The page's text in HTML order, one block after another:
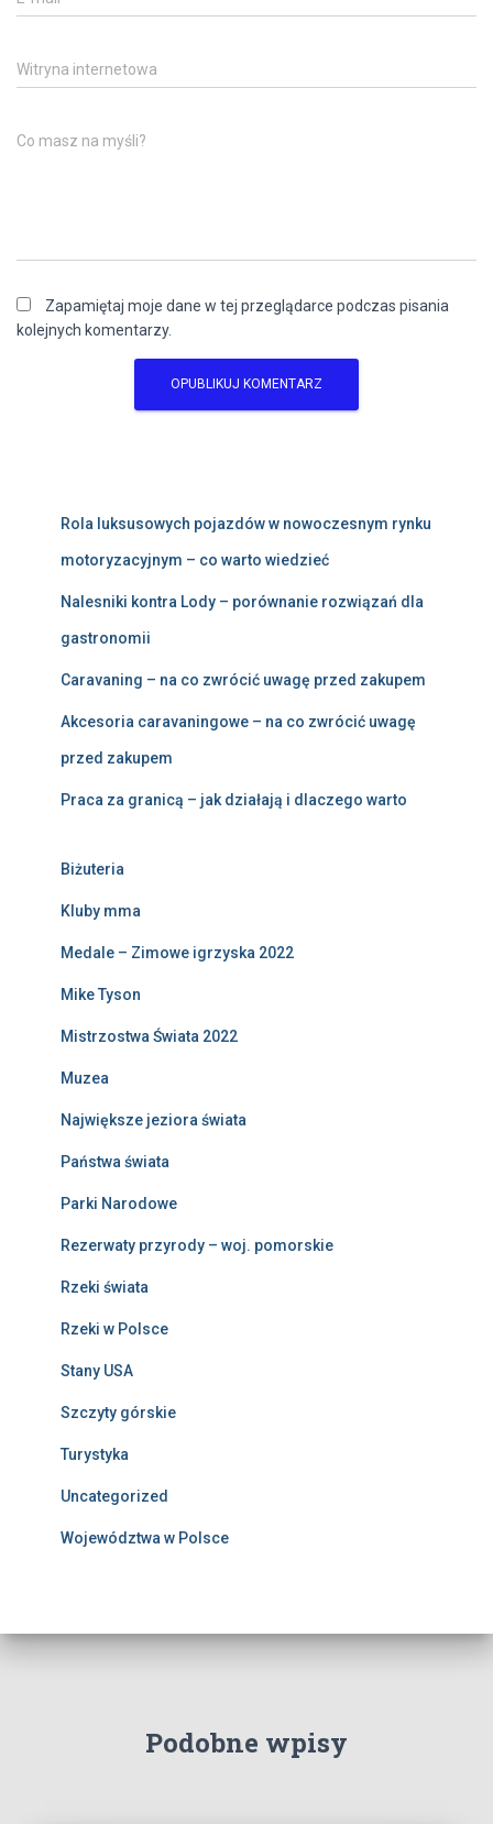
Witryna internetowa
Co masz na myśli?
Zapamiętaj moje dane w tej przeglądarce podczas pisania
kolejnych komentarzy.
Rola luksusowych pojazdów w nowoczesnym rynku
motoryzacyjnym – co warto wiedzieć
Nalesniki kontra Lody – porównanie rozwiązań dla
gastronomii
Caravaning – na co zwrócić uwagę przed zakupem
Akcesoria caravaningowe – na co zwrócić uwagę
przed zakupem
Praca za granicą – jak działają i dlaczego warto
Biżuteria
Kluby mma
Medale – Zimowe igrzyska 2022
Mike Tyson
Mistrzostwa Świata 2022
Muzea
Największe jeziora świata
Państwa świata
Parki Narodowe
Rezerwaty przyrody – woj. pomorskie
Rzeki świata
Rzeki w Polsce
Stany USA
Szczyty górskie
Turystyka
Uncategorized
Województwa w Polsce
Podobne wpisy